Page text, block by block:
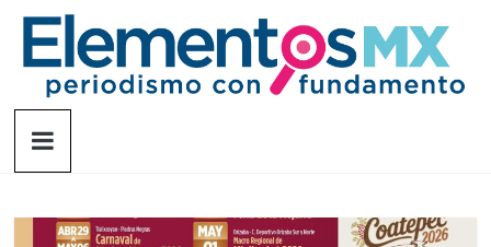
Saltar
contenido
Elementosmx
fundamento